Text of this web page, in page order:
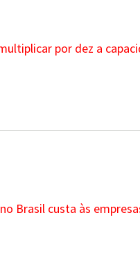
por dez a
Brasil custa às